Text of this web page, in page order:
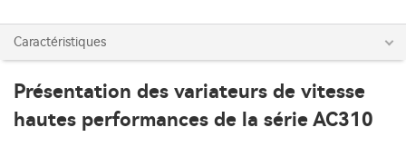
Caractéristiques
Présentation des variateurs de vitesse
hautes performances de la série AC310